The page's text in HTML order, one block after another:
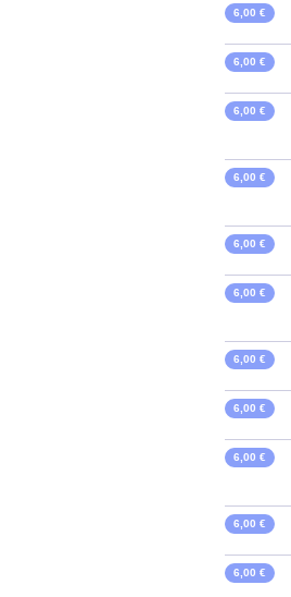
6,00 €
6,00 €
6,00 €
6,00 €
6,00 €
6,00 €
6,00 €
6,00 €
6,00 €
6,00 €
6,00 €